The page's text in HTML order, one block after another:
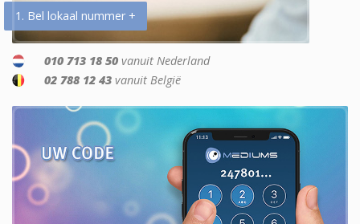
1. Bel lokaal nummer +
010 713 18 50 vanuit Nederland
02 788 12 43 vanuit België